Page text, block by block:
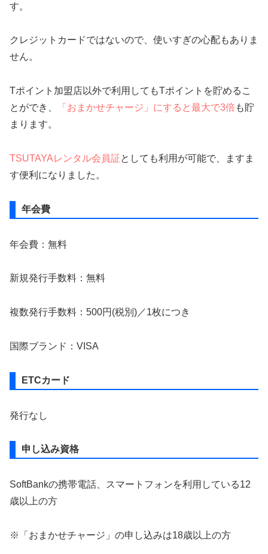
す。
クレジットカードではないので、使いすぎの心配もありま
せん。
Tポイント加盟店以外で利用してもTポイントを貯めるこ
とができ、
「おまかせチャージ」にすると最大で3倍も貯
まります。
TSUTAYAレンタル会員証としても利用が可能で、ますま
す便利になりました。
年会費
年会費：無料
新規発行手数料：無料
複数発行手数料：500円(税別)／1枚につき
国際ブランド：VISA
ETCカード
発行なし
申し込み資格
SoftBankの携帯電話、スマートフォンを利用している12
歳以上の方
※「おまかせチャージ」の申し込みは18歳以上の方